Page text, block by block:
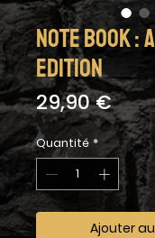
NOTE BOOK
Edition
29,90 €Prix
Quantité *
Ajouter